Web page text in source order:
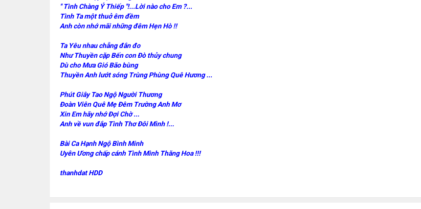
'' Tình Chàng Ý Thiếp ''!...Lời nào cho Em ?...
Tình Ta một thuở êm đềm
Anh còn nhớ mãi những đêm Hẹn Hò !!
Ta Yêu nhau chẵng đắn đo
Như Thuyền cặp Bến con Đò thủy chung
Dù cho Mưa Gió Bão bùng
Thuyền Anh lướt sóng Trùng Phùng Quê Hương ...
Phút Giây Tao Ngộ Người Thương
Đoàn Viên Quê Mẹ Đêm Trường Anh Mơ
Xin Em hãy nhớ Đợi Chờ ...
Anh về vun đắp Tình Thơ Đôi Mình !...
Bài Ca Hạnh Ngộ Bình Minh
Uyên Ương chấp cánh Tình Mình Thăng Hoa !!!
thanhdat HDD